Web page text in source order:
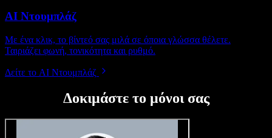
AI Ντουμπλάζ
Με ένα κλικ, το βίντεό σας μιλά σε όποια γλώσσα θέλετε.
Ταιριάζει φωνή, τονικότητα και ρυθμό.
Δείτε το AI Ντουμπλάζ
Δοκιμάστε το μόνοι σας